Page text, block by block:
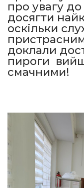
про увагу
досягти
оскільки
доклали
пироги
смачними!